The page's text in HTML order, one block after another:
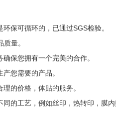
环保可循环的，已通过SGS检验。
量。
确保您拥有一个完美的合作。
您需要的产品。
的价格，体贴的服务。
同的工艺，例如丝印，热转印，膜